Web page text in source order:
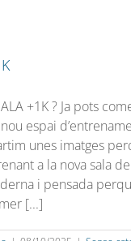
+1K ? Ja pots
espai
unes imatges
a la nova sala
i pensada
[...]